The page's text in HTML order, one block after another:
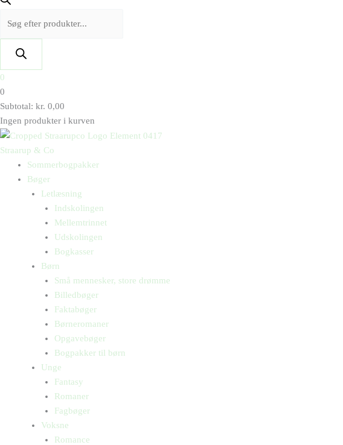
0
0
Subtotal: kr. 0,00
Ingen produkter i kurven
Straarup & Co
Sommerbogpakker
Bøger
Letlæsning
Indskolingen
Mellemtrinnet
Udskolingen
Bogkasser
Børn
Små mennesker, store drømme
Billedbøger
Faktabøger
Børneromaner
Opgavebøger
Bogpakker til børn
Unge
Fantasy
Romaner
Fagbøger
Voksne
Romance